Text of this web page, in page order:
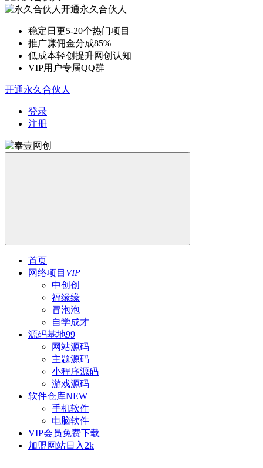
开通永久合伙人
稳定日更5-20个热门项目
推广赚佣金分成85%
低成本轻创提升网创认知
VIP用户专属QQ群
开通永久合伙人
登录
注册
首页
网络项目 VIP
中创创
福缘缘
冒泡泡
自学成才
源码基地99
网站源码
主题源码
小程序源码
游戏源码
软件仓库NEW
手机软件
电脑软件
VIP会员免费下载
加盟网站日入2k